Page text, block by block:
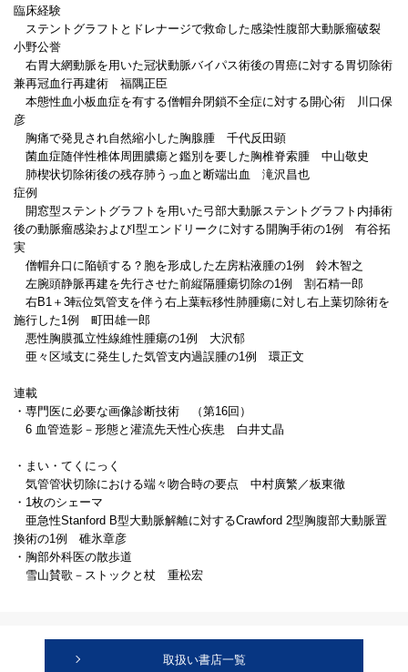
臨床経験
ステントグラフトとドレナージで救命した感染性腹部大動脈瘤破裂
小野公誉
右胃大網動脈を用いた冠状動脈バイパス術後の胃癌に対する胃切除術
兼再冠血行再建術 福隅正臣
本態性血小板血症を有する僧帽弁閉鎖不全症に対する開心術 川口保
彦
胸痛で発見され自然縮小した胸腺腫 千代反田顕
菌血症随伴性椎体周囲膿瘍と鑑別を要した胸椎脊索腫 中山敬史
肺楔状切除術後の残存肺うっ血と断端出血 滝沢昌也
症例
開窓型ステントグラフトを用いた弓部大動脈ステントグラフト内挿術
後の動脈瘤感染およびI型エンドリークに対する開胸手術の1例 有谷拓
実
僧帽弁口に陥頓する？胞を形成した左房粘液腫の1例 鈴木智之
左腕頭静脈再建を先行させた前縦隔腫瘍切除の1例 割石精一郎
右B1＋3転位気管支を伴う右上葉転移性肺腫瘍に対し右上葉切除術を
施行した1例 町田雄一郎
悪性胸膜孤立性線維性腫瘍の1例 大沢郁
亜々区域支に発生した気管支内過誤腫の1例 環正文
連載
・専門医に必要な画像診断技術 （第16回）
6 血管造影－形態と灌流先天性心疾患 白井丈晶
・まい・てくにっく
気管管状切除における端々吻合時の要点 中村廣繁／板東徹
・1枚のシェーマ
亜急性Stanford B型大動脈解離に対するCrawford 2型胸腹部大動脈置
換術の1例 碓氷章彦
・胸部外科医の散歩道
雪山賛歌－ストックと杖 重松宏
取扱い書店一覧